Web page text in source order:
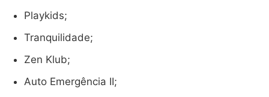
Playkids;
Tranquilidade;
Zen Klub;
Auto Emergência II;